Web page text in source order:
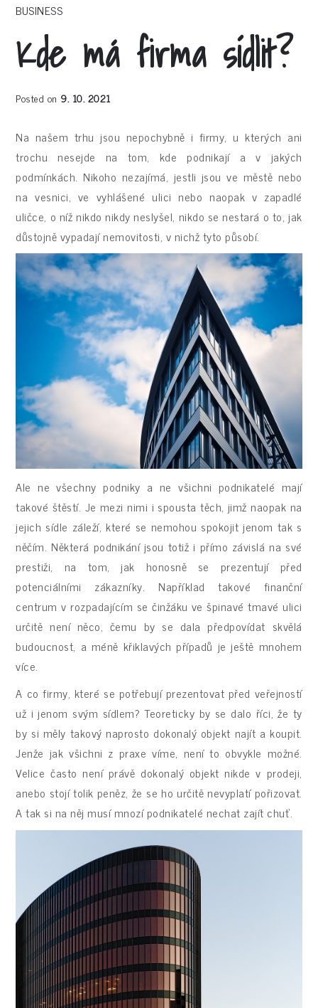
BUSINESS
Kde má firma sídlit?
Posted on 9. 10. 2021
Na našem trhu jsou nepochybně i firmy, u kterých ani
trochu nesejde na tom, kde podnikají a v jakých
podmínkách. Nikoho nezajímá, jestli jsou ve městě nebo
na vesnici, ve vyhlášené ulici nebo naopak v zapadlé
uličce, o níž nikdo nikdy neslyšel, nikdo se nestará o to, jak
důstojně vypadají nemovitosti, v nichž tyto působí.
Ale ne všechny podniky a ne všichni podnikatelé mají
takové štěstí. Je mezi nimi i spousta těch, jimž naopak na
jejich sídle záleží, které se nemohou spokojit jenom tak s
něčím. Některá podnikání jsou totiž i přímo závislá na své
prestiži, na tom, jak honosně se prezentují před
potenciálními zákazníky. Například takové finanční
centrum v rozpadajícím se činžáku ve špinavé tmavé ulici
určitě není něco, čemu by se dala předpovídat skvělá
budoucnost, a méně křiklavých případů je ještě mnohem
více.
A co firmy, které se potřebují prezentovat před veřejností
už i jenom svým sídlem? Teoreticky by se dalo říci, že ty
by si měly takový naprosto dokonalý objekt najít a koupit.
Jenže jak všichni z praxe víme, není to obvykle možné.
Velice často není právě dokonalý objekt nikde v prodeji,
anebo stojí tolik peněz, že se ho určitě nevyplatí pořizovat.
A tak si na něj musí mnozí podnikatelé nechat zajít chuť.